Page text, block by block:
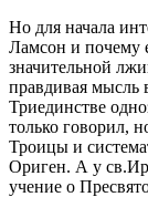
Но для начала
Ламсон и почему
значительной
правдивая мысль
Триединстве
только говорил,
Троицы и
Ориген. А у
учение о